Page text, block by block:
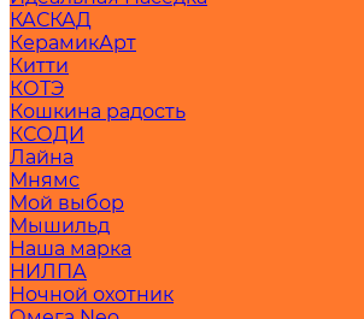
КАСКАД
КерамикАрт
Китти
КОТЭ
Кошкина радость
КСОДИ
Лайна
Мнямс
Мой выбор
Мышильд
Наша марка
НИЛПА
Ночной охотник